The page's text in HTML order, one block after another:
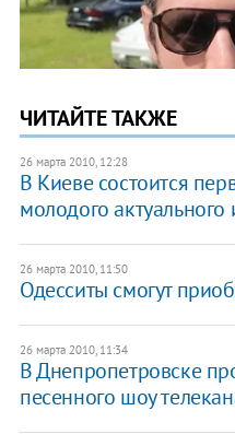
ЧИТАЙТЕ ТАКЖЕ
26 марта 2010, 12:28
В Киеве состоится
молодого актуального
26 марта 2010, 11:50
Одесситы смогут
26 марта 2010, 11:34
В Днепропетровске
песенного шоу